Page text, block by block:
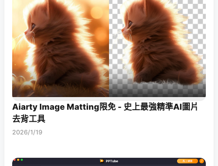
Aiarty Image Matting限免 - 史上最強精準AI圖片
去背工具
2026/1/19